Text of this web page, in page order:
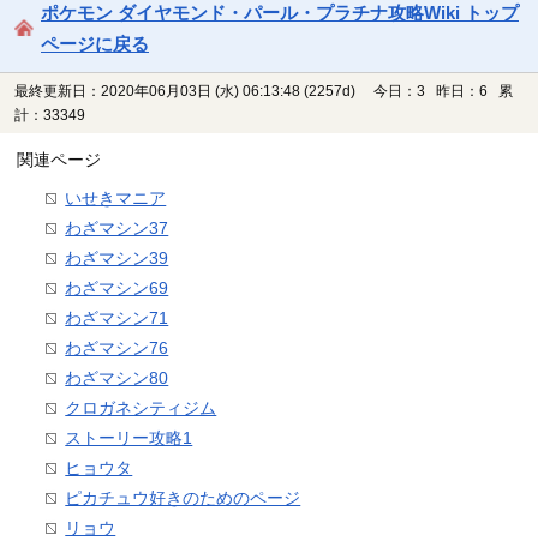
ポケモン ダイヤモンド・パール・プラチナ攻略Wiki トップ
ページに戻る
最終更新日：2020年06月03日 (水) 06:13:48 (2257d)
今日：3 昨日：6 累
計：33349
関連ページ
いせきマニア
わざマシン37
わざマシン39
わざマシン69
わざマシン71
わざマシン76
わざマシン80
クロガネシティジム
ストーリー攻略1
ヒョウタ
ピカチュウ好きのためのページ
リョウ